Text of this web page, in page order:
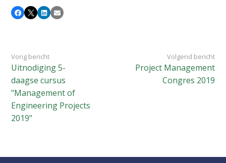
Facebook
X LinkedIn
E-mail
Vorig bericht
Uitnodiging 5-
daagse cursus
"Management of
Engineering Projects
2019"
Volgend bericht
Project Management
Congres 2019